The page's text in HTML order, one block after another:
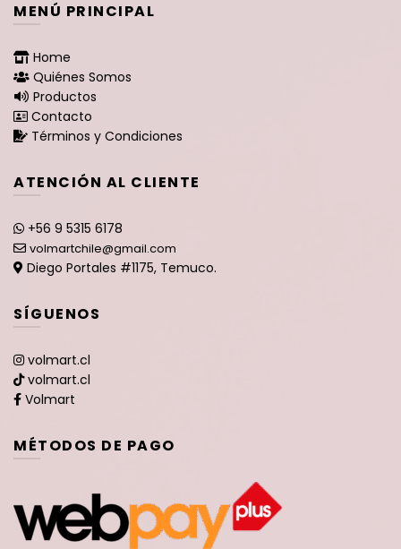
MENÚ PRINCIPAL
Home
Quiénes Somos
Productos
Contacto
Términos y Condiciones
ATENCIÓN AL CLIENTE
+56 9 5315 6178
volmartchile@gmail.com
Diego Portales #1175, Temuco.
SÍGUENOS
volmart.cl
volmart.cl
Volmart
MÉTODOS DE PAGO